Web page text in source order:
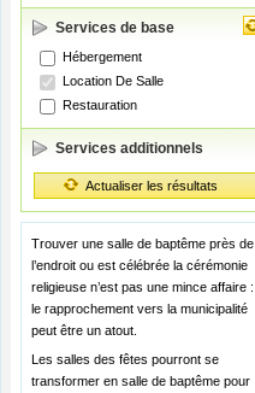
Services de base
Hébergement
Location De Salle
Restauration
Services additionnels
Actualiser les résultats
Trouver une salle de baptême près de
l’endroit ou est célébrée la cérémonie
religieuse n’est pas une mince affaire :
le rapprochement vers la municipalité
peut être un atout.
Les salles des fêtes pourront se
transformer en salle de baptême pour